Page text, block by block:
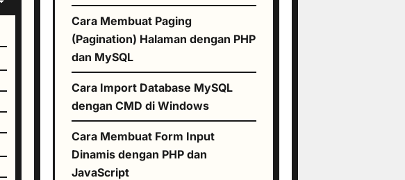
Cara Membuat Paging
(Pagination) Halaman dengan PHP
dan MySQL
Cara Import Database MySQL
dengan CMD di Windows
Cara Membuat Form Input
Dinamis dengan PHP dan
JavaScript